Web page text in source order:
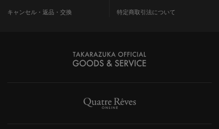
キャンセル・返品・交換
特定商取引法について